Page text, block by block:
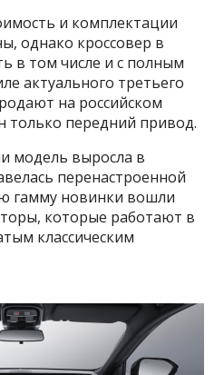
и комплектации
однако кроссовер в
в том числе и с полным
актуального третьего
на российском
только передний привод.
модель выросла в
перенастроенной
гамму новинки вошли
которые работают в
классическим